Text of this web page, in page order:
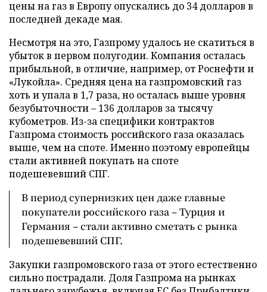
цены на газ в Европу опускались до 34 долларов в
последней декаде мая.
Несмотря на это, Газпрому удалось не скатиться в
убыток в первом полугодии. Компания осталась
прибыльной, в отличие, например, от Роснефти и
«Лукойла». Средняя цена на газпромовский газ
хоть и упала в 1,7 раза, но осталась выше уровня
безубыточности – 136 долларов за тысячу
кубометров. Из-за специфики контрактов
Газпрома стоимость российского газа оказалась
выше, чем на споте. Именно поэтому европейцы
стали активней покупать на споте
подешевевший СПГ.
В период супернизких цен даже главные
покупатели российского газа – Турция и
Германия – стали активно сметать с рынка
подешевевший СПГ.
Закупки газпромовского газа от этого естественно
сильно пострадали. Доля Газпрома на рынках